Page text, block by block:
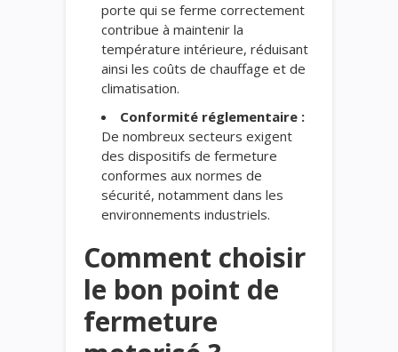
porte qui se ferme correctement
contribue à maintenir la
température intérieure, réduisant
ainsi les coûts de chauffage et de
climatisation.
Conformité réglementaire :
De nombreux secteurs exigent
des dispositifs de fermeture
conformes aux normes de
sécurité, notamment dans les
environnements industriels.
Comment choisir
le bon point de
fermeture